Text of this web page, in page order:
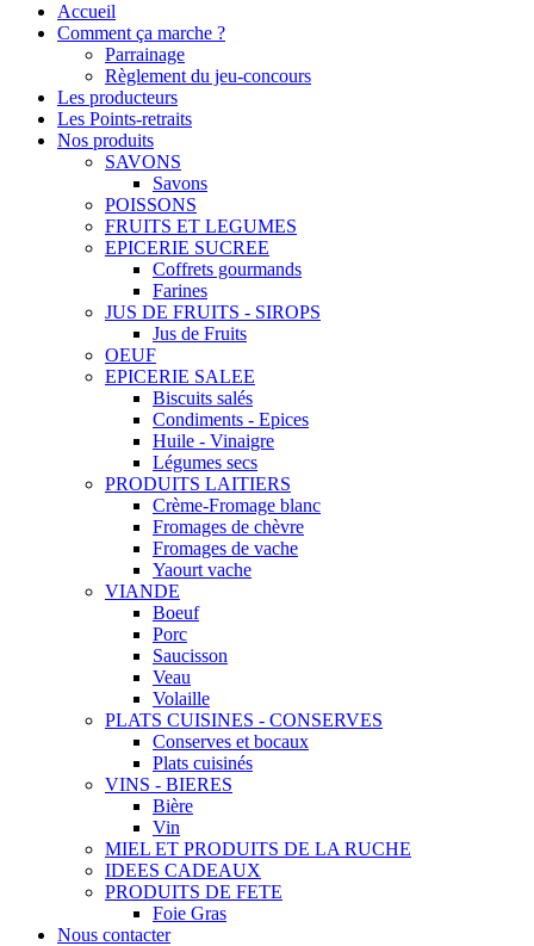
Accueil
Comment ça marche ?
Parrainage
Règlement du jeu-concours
Les producteurs
Les Points-retraits
Nos produits
SAVONS
Savons
POISSONS
FRUITS ET LEGUMES
EPICERIE SUCREE
Coffrets gourmands
Farines
JUS DE FRUITS - SIROPS
Jus de Fruits
OEUF
EPICERIE SALEE
Biscuits salés
Condiments - Epices
Huile - Vinaigre
Légumes secs
PRODUITS LAITIERS
Crème-Fromage blanc
Fromages de chèvre
Fromages de vache
Yaourt vache
VIANDE
Boeuf
Porc
Saucisson
Veau
Volaille
PLATS CUISINES - CONSERVES
Conserves et bocaux
Plats cuisinés
VINS - BIERES
Bière
Vin
MIEL ET PRODUITS DE LA RUCHE
IDEES CADEAUX
PRODUITS DE FETE
Foie Gras
Nous contacter